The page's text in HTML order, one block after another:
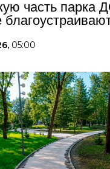
часть парка
05:00